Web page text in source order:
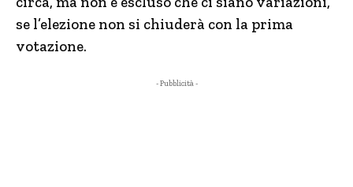
se l’elezione non si chiuderà con la prima
votazione.
- Pubblicità -